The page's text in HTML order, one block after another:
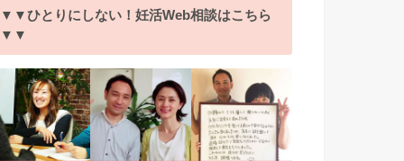
▼▼ひとりにしない！妊活Web相談はこちら
▼▼